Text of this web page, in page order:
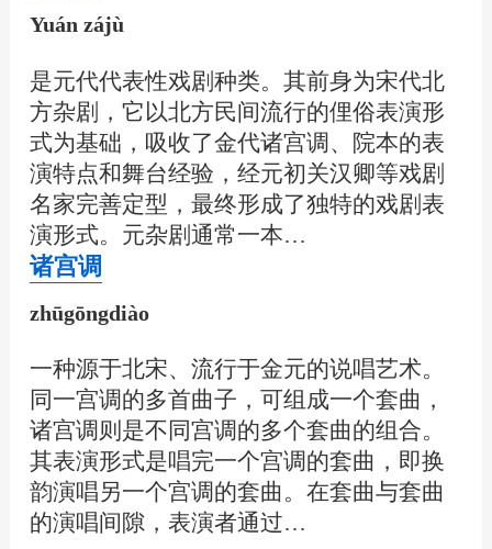
Yuán zájù
是元代代表性戏剧种类。其前身为宋代北
方杂剧，它以北方民间流行的俚俗表演形
式为基础，吸收了金代诸宫调、院本的表
演特点和舞台经验，经元初关汉卿等戏剧
名家完善定型，最终形成了独特的戏剧表
演形式。元杂剧通常一本…
诸宫调
zhūgōngdiào
一种源于北宋、流行于金元的说唱艺术。
同一宫调的多首曲子，可组成一个套曲，
诸宫调则是不同宫调的多个套曲的组合。
其表演形式是唱完一个宫调的套曲，即换
韵演唱另一个宫调的套曲。在套曲与套曲
的演唱间隙，表演者通过…